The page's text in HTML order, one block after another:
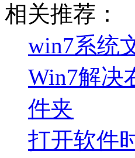
相关推荐：
win7系统
Win7解决
件夹
打开软件